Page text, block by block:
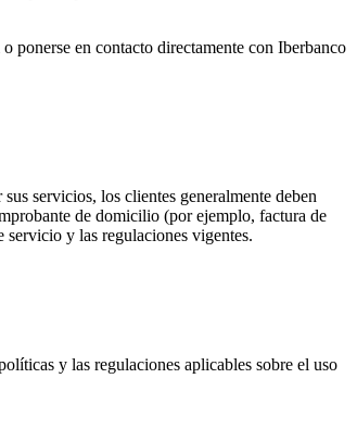
ponerse en contacto directamente con Iberbanco
servicios, los clientes generalmente deben
de domicilio (por ejemplo, factura de
y las regulaciones vigentes.
y las regulaciones aplicables sobre el uso